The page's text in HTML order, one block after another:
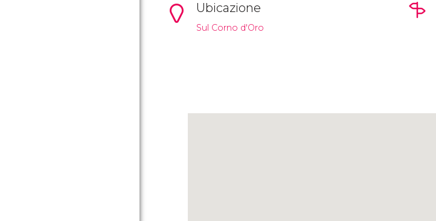
Ubicazione
Sul Corno d'Oro